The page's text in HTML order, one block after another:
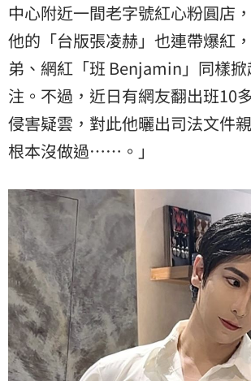
中心附近一間老字號紅心粉圓店
他的「台版張凌赫」也連帶爆紅
弟、網紅「班 Benjamin」同樣
注。不過，近日有網友翻出班10
侵害疑雲，對此他曬出司法文件
根本沒做過……。」